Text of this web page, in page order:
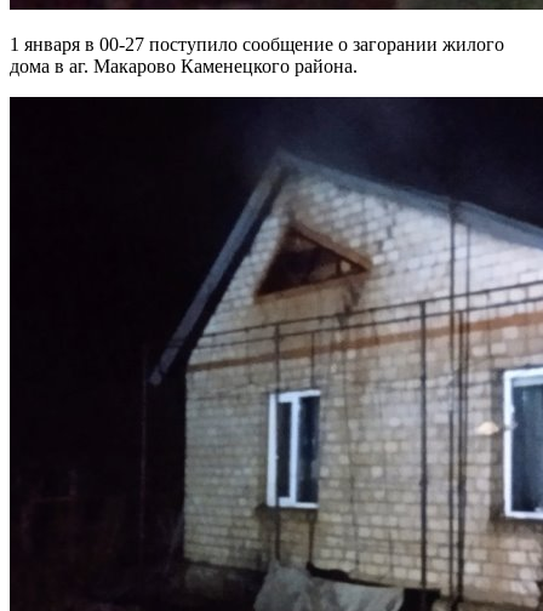
1 января в 00-27 поступило сообщение о загорании жилого
дома в аг. Макарово Каменецкого района.